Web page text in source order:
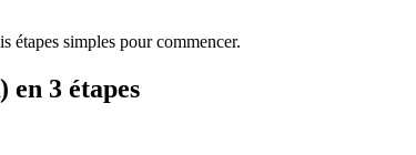
étapes simples pour commencer.
3 étapes